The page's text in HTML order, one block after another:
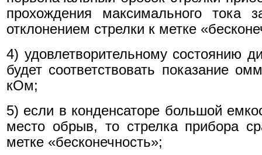
прохождения максимального тока
отклонением стрелки к метке
4) удовлетворительному состоянию
будет соответствовать показание
кОм;
5) если в конденсаторе большой
место обрыв, то стрелка прибора
метке «бесконечность»;